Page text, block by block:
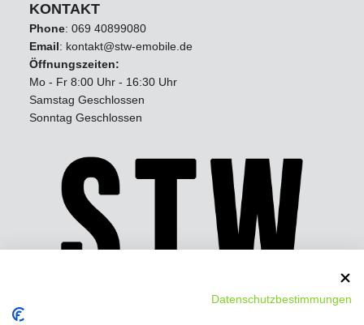
KONTAKT
Phone: 069 40899080
Email: kontakt@stw-emobile.de
Öffnungszeiten:
Mo - Fr 8:00 Uhr - 16:30 Uhr
Samstag Geschlossen
Sonntag Geschlossen
Datenschutzbestimmungen